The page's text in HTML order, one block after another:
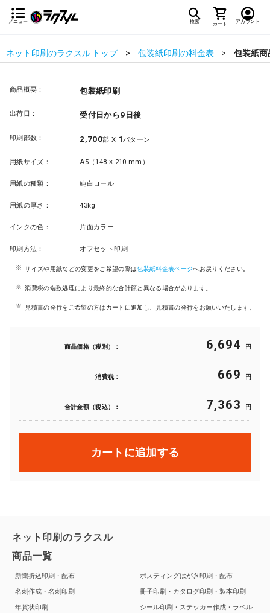
メニュー 検索 カート アカウント
ネット印刷のラクスル トップ 包装紙印刷の料金表 包装紙商
商品概要： 包装紙印刷
出荷日： 受付日から9日後
印刷部数： 2,700部 X 1パターン
用紙サイズ： A5（148 × 210 mm）
用紙の種類： 純白ロール
用紙の厚さ： 43kg
インクの色： 片面カラー
印刷方法： オフセット印刷
サイズや用紙などの変更をご希望の際は包装紙料金表ページへお戻りください。
消費税の端数処理により最終的な合計額と異なる場合があります。
見積書の発行をご希望の方はカートに追加し、見積書の発行をお願いいたします。
商品価格（税別）： 6,694 円
消費税： 669 円
合計金額（税込）： 7,363 円
カートに追加する
ネット印刷のラクスル
商品一覧
新聞折込印刷・配布
名刺作成・名刺印刷
年賀状印刷
ポスティングはがき印刷・配布
冊子印刷・カタログ印刷・製本印刷
シール印刷・ステッカー作成・ラベル